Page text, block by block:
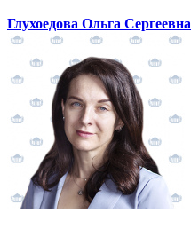
Глухоедова Ольга Сергеевна